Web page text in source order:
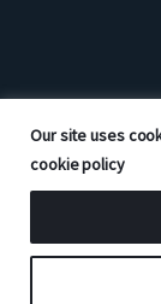
Our site uses
cookie policy
Copyright © 2026